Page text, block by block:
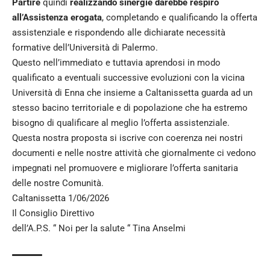
all’Assistenza erogata, completando e qualificando la offerta
assistenziale e rispondendo alle dichiarate necessità
formative dell’Università di Palermo.
Questo nell’immediato e tuttavia aprendosi in modo
qualificato a eventuali successive evoluzioni con la vicina
Università di Enna che insieme a Caltanissetta guarda ad un
stesso bacino territoriale e di popolazione che ha estremo
bisogno di qualificare al meglio l’offerta assistenziale.
Questa nostra proposta si iscrive con coerenza nei nostri
documenti e nelle nostre attività che giornalmente ci vedono
impegnati nel promuovere e migliorare l’offerta sanitaria
delle nostre Comunità.
Caltanissetta 1/06/2026
Il Consiglio Direttivo
dell’A.P.S. “ Noi per la salute “ Tina Anselmi